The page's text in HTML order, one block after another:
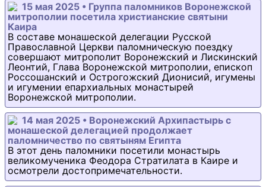
15 мая 2025 • Группа паломников Воронежской
митрополии посетила христианские святыни
Каира
В составе монашеской делегации Русской
Православной Церкви паломническую поездку
совершают митрополит Воронежский и Лискинский
Леонтий, Глава Воронежской митрополии, епископ
Россошанский и Острогожский Дионисий, игумены
и игумении епархиальных монастырей
Воронежской митрополии.
14 мая 2025 • Воронежский Архипастырь с
монашеской делегацией продолжает
паломничество по святыням Египта
В этот день паломники посетили монастырь
великомученика Феодора Стратилата в Каире и
осмотрели достопримечательности.